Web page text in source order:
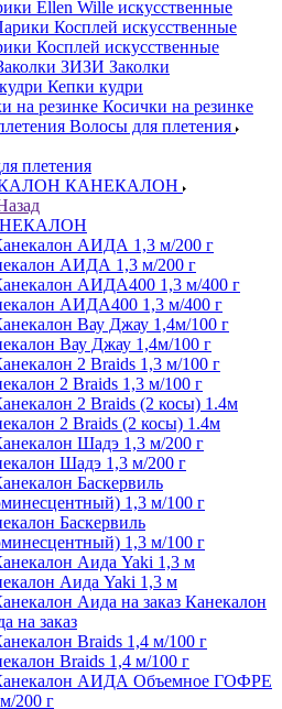
Ellen Wille искусственные
Косплей искусственные
ЗИЗИ Заколки
Кепки кудри
Косички на резинке
Волосы для плетения
плетения
КАНЕКАЛОН
АИДА 1,3 м/200 г
АИДА400 1,3 м/400 г
Вау Джау 1,4м/100 г
2 Braids 1,3 м/100 г
2 Braids (2 косы) 1.4м
Шадэ 1,3 м/200 г
Баскервиль
1,3 м/100 г
Аида Yaki 1,3 м
Канекалон
на заказ
Braids 1,4 м/100 г